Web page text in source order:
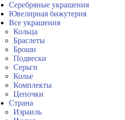
Серебряные украшения
Ювелирная бижутерия
Все украшения
Кольца
Браслеты
Броши
Подвески
Серьги
Колье
Комплекты
Цепочки
Страна
Израиль